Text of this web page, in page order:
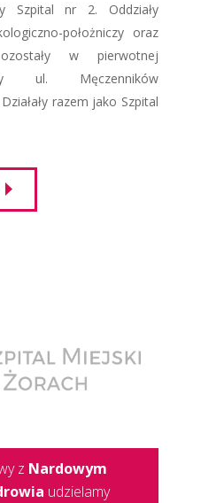
Szpital nr 2. Oddziały
położniczy oraz
w pierwotnej
ul. Męczenników
razem jako Szpital
z Nardowym
udzielamy